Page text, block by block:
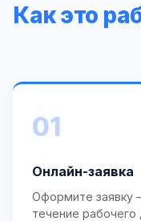
Как это
01
Онлайн-заявка
Оформите заявку
течение рабочего